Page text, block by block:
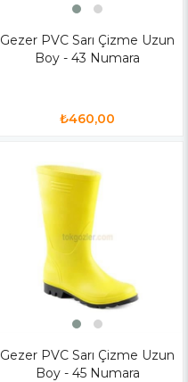
Gezer PVC Sarı Çizme Uzun
Boy - 43 Numara
₺460,00
Gezer PVC Sarı Çizme Uzun
Boy - 45 Numara